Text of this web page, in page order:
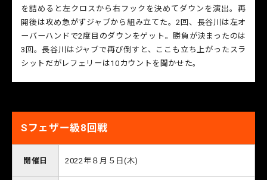
を詰めると左クロスから右フックを決めてダウンを演出。再
開後は攻め急がずジャブから組み立てた。2回、長谷川は左オ
ーバーハンドで2度目のダウンをゲット。勝負が決まったのは
3回。長谷川はジャブで再び倒すと、ここも立ち上がったスラ
シットだがレフェリーは10カウントを聞かせた。
Sフェザー級8回戦
開催日 2022年８月５日(木)